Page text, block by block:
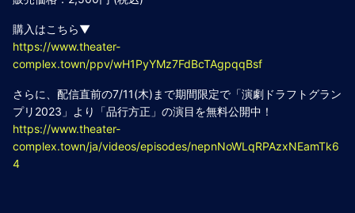
購入はこちら▼
https://www.theater-
complex.town/ppv/wH1PyYMz7FdBcTAgpqqBsf
さらに、配信直前の7/11(木)まで期間限定で「演劇ドラフトグラン
プリ2023」より「品行方正」の演目を無料公開中！
https://www.theater-
complex.town/ja/videos/episodes/nepnNoWLqRPAzxNEamTk6
4